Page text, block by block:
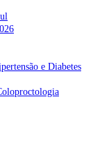
ao tribunal, cada
ficar sem médico
e Diabetes